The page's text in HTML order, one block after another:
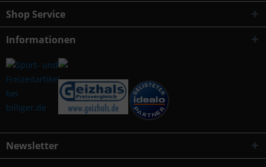
Shop Service
Informationen
Newsletter